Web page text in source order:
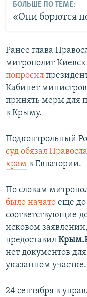
БОЛЬШЕ ПО ТЕМЕ:
«Они борются
Ранее глава
митрополит
попросил
Кабинет
принять меры для
в Крыму.
Подконтрольный
суд обязал
храм в Евпатории.
По словам
было начато еще до
соответствующие
исковом
предоставил
нет документов
указанном участке.
24 сентября в